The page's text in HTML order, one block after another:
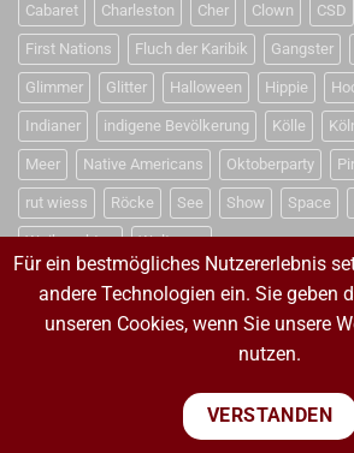
Cabaret Charleston Cher Clown CSD
First Nations Fluch der Karibik Gangster
Glimmer Glitter Halloween Hippie
Indianer indigene Bevölkerung Kölle
Meer Native Americans Oktoberparty
rut wiess Röcke See Show Space
Weihnachten Weltraum
VERTRAG WIDERRUFEN
VERTRAG WIDERRUFEN
Für ein bestmögliches Nutzererlebnis
andere Technologien ein. Sie geben
unseren Cookies, wenn Sie unsere
nutzen.
VERSTANDEN